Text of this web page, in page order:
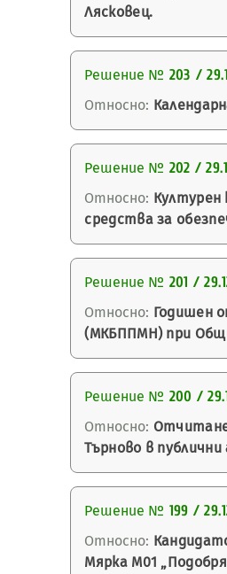
Лясковец.
Решение № 203 /
Относно:
Решение № 202 /
Относно: Културен
средства за
Решение № 201 /
Относно: Годишен
(МКБППМН) при
Решение № 200 /
Относно: Отчитане
Търново в
Решение № 199 /
Относно:
Мярка М01